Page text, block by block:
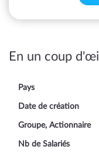
En un coup d'œil
Pays
Date de création
Groupe, Actionnaire
Nb de Salariés